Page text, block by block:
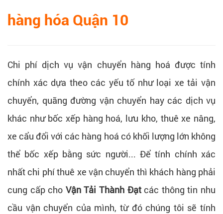
hàng hóa Quận 10
Chi phí dịch vụ vận chuyển hàng hoá được tính
chính xác dựa theo các yếu tố như loại xe tải vận
chuyển, quãng đường vận chuyển hay các dịch vụ
khác như bốc xếp hàng hoá, lưu kho, thuê xe nâng,
xe cẩu đổi với các hàng hoá có khối lượng lớn không
thể bốc xếp bằng sức người... Để tính chính xác
nhất chi phí thuê xe vận chuyển thì khách hàng phải
cung cấp cho Vận Tải Thành Đạtcác thông tin nhu
cầu vận chuyển của mình, từ đó chúng tôi sẽ tính